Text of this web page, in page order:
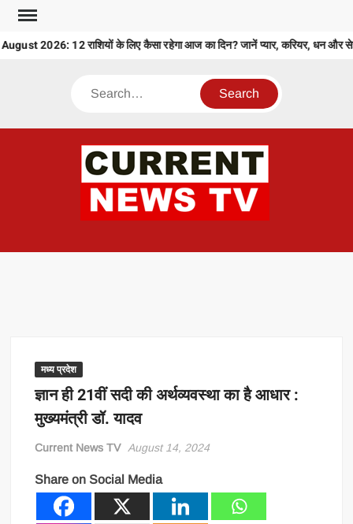
Skip
content
2026: 12 राशियों के लिए कैसा रहेगा आज का दिन? जानें प्यार, करियर, धन और
Search
मध्य प्रदेश
ज्ञान ही 21वीं सदी की अर्थव्यवस्था का है आधार :
मुख्यमंत्री डॉ. यादव
Current News TV August 14, 2024
Share on Social Media